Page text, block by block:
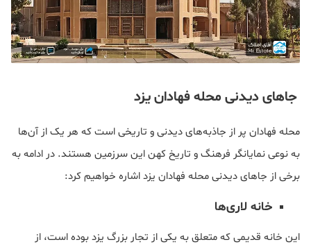
جاهای دیدنی محله فهادان یزد
محله فهادان پر از جاذبه‌های دیدنی و تاریخی است که هر یک از آن‌ها
به نوعی نمایانگر فرهنگ و تاریخ کهن این سرزمین هستند. در ادامه به
برخی از جاهای دیدنی محله فهادان یزد اشاره خواهیم کرد:
خانه لاری‌ها
این خانه قدیمی که متعلق به یکی از تجار بزرگ یزد بوده است، از